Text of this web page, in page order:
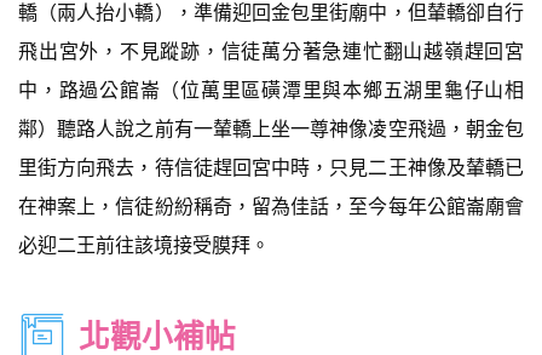
轎（兩人抬小轎），準備迎回金包里街廟中，但輦轎卻自行
飛出宮外，不見蹤跡，信徒萬分著急連忙翻山越嶺趕回宮
中，路過公館崙（位萬里區磺潭里與本鄉五湖里龜仔山相
鄰）聽路人說之前有一輦轎上坐一尊神像凌空飛過，朝金包
里街方向飛去，待信徒趕回宮中時，只見二王神像及輦轎已
在神案上，信徒紛紛稱奇，留為佳話，至今每年公館崙廟會
必迎二王前往該境接受膜拜。
北觀小補帖